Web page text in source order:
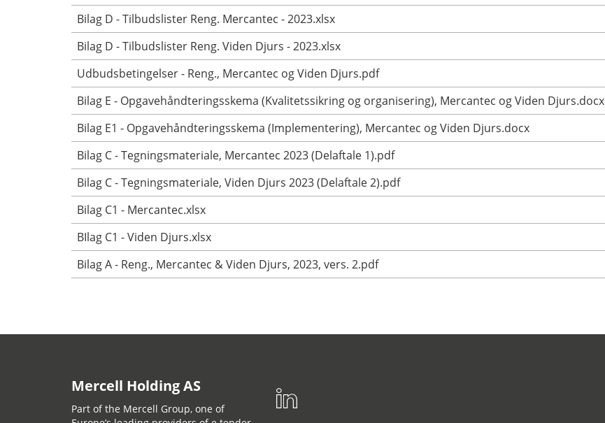
Bilag D - Tilbudslister Reng. Mercantec - 2023.xlsx
Bilag D - Tilbudslister Reng. Viden Djurs - 2023.xlsx
Udbudsbetingelser - Reng., Mercantec og Viden Djurs.pdf
Bilag E - Opgavehåndteringsskema (Kvalitetssikring og organisering), Mercantec og Viden Djurs.docx
Bilag E1 - Opgavehåndteringsskema (Implementering), Mercantec og Viden Djurs.docx
Bilag C - Tegningsmateriale, Mercantec 2023 (Delaftale 1).pdf
Bilag C - Tegningsmateriale, Viden Djurs 2023 (Delaftale 2).pdf
Bilag C1 - Mercantec.xlsx
BIlag C1 - Viden Djurs.xlsx
Bilag A - Reng., Mercantec & Viden Djurs, 2023, vers. 2.pdf
Mercell Holding AS
Part of the Mercell Group, one of